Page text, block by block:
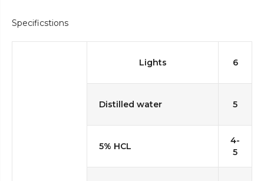
Specificstions
Lights 6
Distilled water 5
5% HCL
4-
5